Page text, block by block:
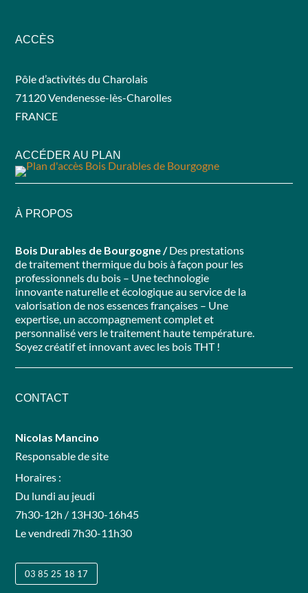
ACCÈS
Pôle d’activités du Charolais
71120 Vendenesse-lès-Charolles
FRANCE
ACCÉDER AU PLAN
À PROPOS
Bois Durables de Bourgogne /Des prestations
de traitement thermique du bois à façon pour les
professionnels du bois – Une technologie
innovante naturelle et écologique au service de la
valorisation de nos essences françaises – Une
expertise, un accompagnement complet et
personnalisé vers le traitement haute température.
Soyez créatif et innovant avec les bois THT !
CONTACT
Nicolas Mancino
Responsable de site
Horaires :
Du lundi au jeudi
7h30-12h / 13H30-16h45
Le vendredi 7h30-11h30
03 85 25 18 17